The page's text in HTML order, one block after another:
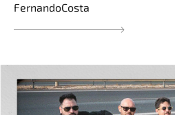
FernandoCosta